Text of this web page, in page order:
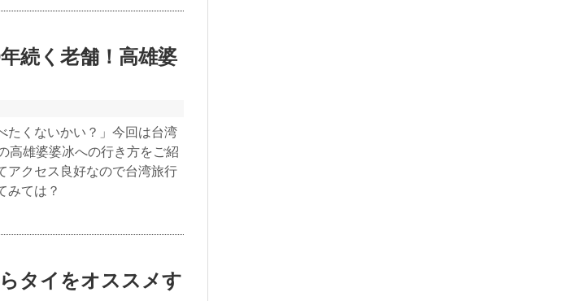
続く老舗！高雄婆
たくないかい？」今回は台湾
高雄婆婆冰への行き方をご紹
アクセス良好なので台湾旅行
みては？
タイをオススメす